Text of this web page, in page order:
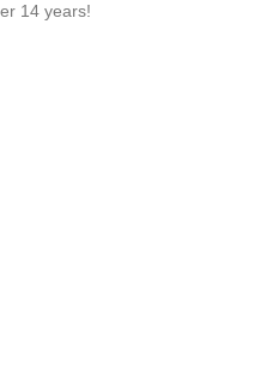
14 years!